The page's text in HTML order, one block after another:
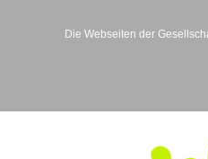
Die Webseiten der